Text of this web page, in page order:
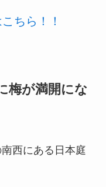
ちら！！
梅が満開にな
西にある日本庭